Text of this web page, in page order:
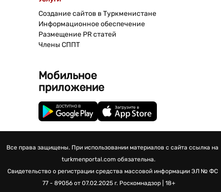
Создание сайтов в Туркменистане
Информационное обеспечение
Размещение PR статей
Члены СППТ
Мобильное
приложение
Все права защищены. При использовании материалов с сайта ссылка на
turkmenportal.com обязательна.
Свидетельство о регистрации средства массовой информации ЭЛ № ФС
77 - 89056 от 07.02.2025 г. Роскомнадзор | 18+